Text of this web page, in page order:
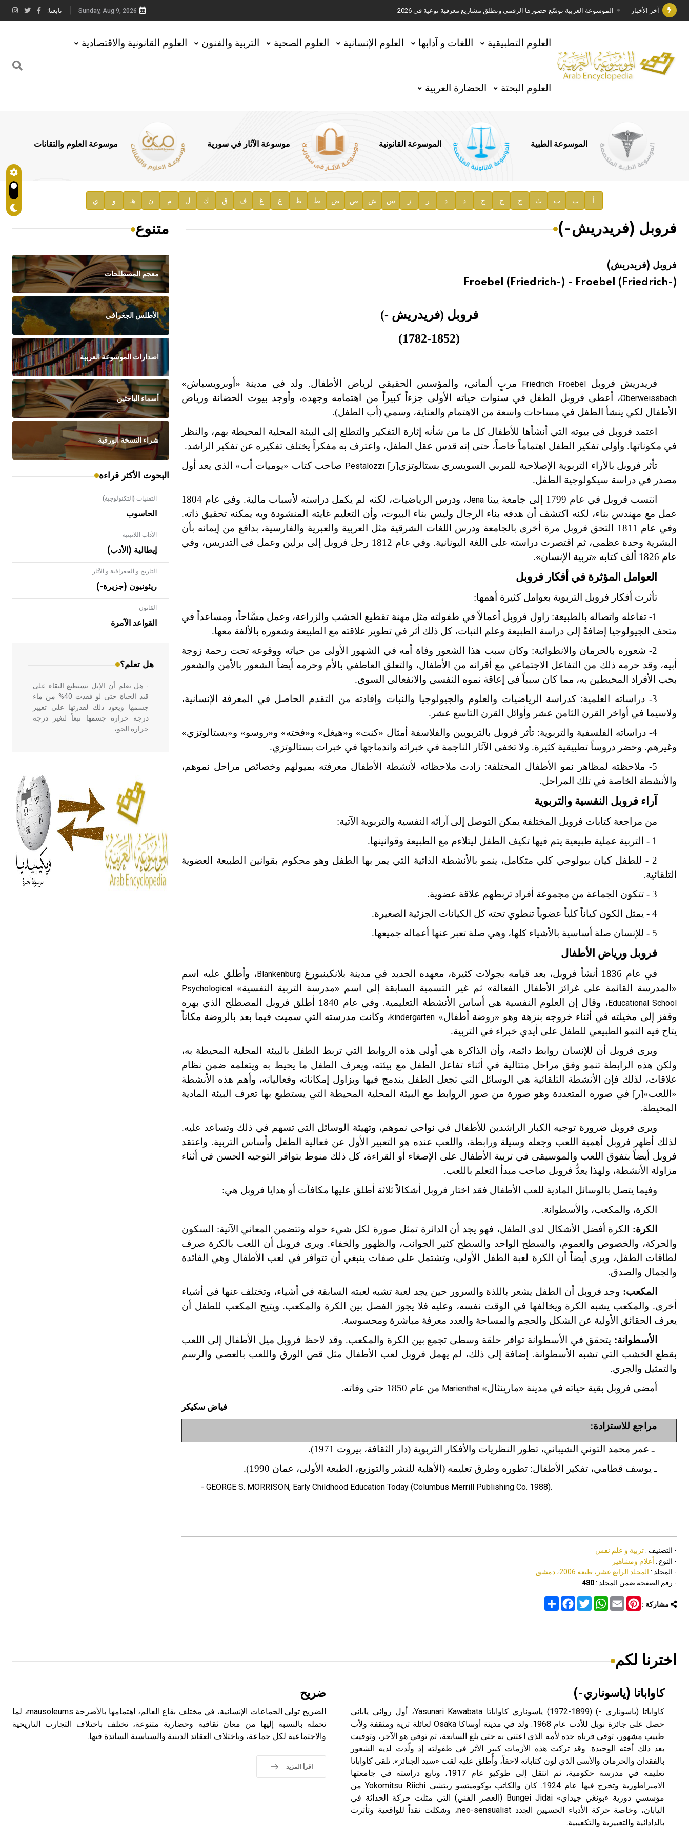
آخر الأخبار الموسوعة العربية توسّع حضورها الرقمي وتطلق مشاريع معرفية نوعية في 2026
جائزة مجمع الملك سلمان العالمي للغة العربية 2025
الأستاذ إياد خالد الطباع مدير عام لهيئة الموسوعة العربية
السيد محمد ياسين صالح وزيرا للثقافة
توصيات مجلس الإدارة
صدور المجلد السابع من موسوعة الآثار في سورية
إعلان..
هيئة الموسوعة العربية تطلق موسوعات جديدة في عام 2026
Sunday, Aug 9, 2026 تابعنا:
العلوم التطبيقية اللغات و آدابها العلوم الإنسانية العلوم الصحية التربية والفنون العلوم القانونية والاقتصادية
العلوم البحتة الحضارة العربية
الموسوعة الطبية الموسوعة القانونية موسوعة الآثار في سورية موسوعة العلوم والتقانات
أ ب ت ث ج ح خ د ذ ر ز س ش ص ض ط ظ ع غ ف ق ك ل م ن هـ و ي
فروبل (فريدريش-)
فروبل (فريدريش)
Froebel (Friedrich-) - Froebel (Friedrich-)
فروبل (فريدريش -)
(1782-1852)
فريدريش فروبلFriedrich Froebel مربٍ ألماني، والمؤسس الحقيقي لرياض الأطفال. ولد في مدينة «أوبرويسباش»
Oberweissbach، أعطى فروبل الطفل في سنوات حياته الأولى جزءاً كبيراً من اهتمامه وجهده، وأوجد بيوت الحضانة ورياض
الأطفال لكي ينشأ الطفل في مساحات واسعة من الاهتمام والعناية، وسمي (أب الطفل).
اعتمد فروبل في بيوته التي أنشأها للأطفال كل ما من شأنه إثارة التفكير والتطلع إلى البيئة المحلية المحيطة بهم، والنظر
في مكوناتها. وأولى تفكير الطفل اهتماماً خاصاً، حتى إنه قدس عقل الطفل، واعترف به مفكراً يختلف تفكيره عن تفكير الراشد.
تأثر فروبل بالآراء التربوية الإصلاحية للمربي السويسري بستالوتزي[ر]Pestalozzi صاحب كتاب «يوميات أب» الذي يعد أول
مصدر في دراسة سيكولوجية الطفل.
انتسب فروبل في عام 1799 إلى جامعة يينا
Jena
، ودرس الرياضيات، لكنه لم يكمل دراسته لأسباب مالية. وفي عام 1804
عمل مع مهندس بناء، لكنه اكتشف أن هدفه بناء الرجال وليس بناء البيوت، وأن التعليم غايته المنشودة وبه يمكنه تحقيق ذاته.
وفي عام 1811 التحق فروبل مرة أخرى بالجامعة ودرس اللغات الشرقية مثل العربية والعبرية والفارسية، بدافع من إيمانه بأن
البشرية وحدة عظمى، ثم اقتصرت دراسته على اللغة اليونانية. وفي عام 1812 رحل فروبل إلى برلين وعمل في التدريس، وفي
عام 1826 ألف كتابه «تربية الإنسان».
العوامل المؤثرة في أفكار فروبل
تأثرت أفكار فروبل التربوية بعوامل كثيرة أهمها:
1- تفاعله واتصاله بالطبيعة:
زاول فروبل أعمالاً في طفولته مثل مهنة تقطيع الخشب والزراعة، وعمل مسَّاحاً، ومساعداً في
متحف الجيولوجيا إضافةً إلى دراسة الطبيعة وعلم النبات، كل ذلك أثر في تطوير علاقته مع الطبيعة وشعوره بالألفة معها.
2- شعوره بالحرمان والانطوائية:
وكان سبب هذا الشعور وفاة أمه في الشهور الأولى من حياته ووقوعه تحت رحمة زوجة
أبيه، وقد حرمه ذلك من التفاعل الاجتماعي مع أقرانه من الأطفال، والتعلق العاطفي بالأم وحرمه أيضاً الشعور بالأمن والشعور
بحب الأفراد المحيطين به، مما كان سبباً في إعاقة نموه النفسي والانفعالي السوي.
3- دراساته العلمية:
كدراسة الرياضيات والعلوم والجيولوجيا والنبات وإفادته من التقدم الحاصل في المعرفة الإنسانية،
ولاسيما في أواخر القرن الثامن عشر وأوائل القرن التاسع عشر.
4- دراساته الفلسفية والتربوية: تأثر فروبل بالتربويين والفلاسفة أمثال «كنت» و«هيغل» و«فخته» و«روسو» و«بستالوتزي»
وغيرهم. وحضر دروساً تطبيقية كثيرة. ولا تخفى الآثار الناجمة في خبراته واندماجها في خبرات بستالوتزي.
5
-ملاحظته لمظاهر نمو الأطفال المختلفة: زادت ملاحظاته لأنشطة الأطفال معرفته بميولهم وخصائص مراحل نموهم،
والأنشطة الخاصة في تلك المراحل.
آراء فروبل النفسية والتربوية
من مراجعة كتابات فروبل المختلفة يمكن التوصل إلى آرائه النفسية والتربوية الآتية:
1 - التربية عملية طبيعية يتم فيها تكيف الطفل ليتلاءم مع الطبيعة وقوانينها.
2 - للطفل كيان بيولوجي كلي متكامل، ينمو بالأنشطة الذاتية التي يمر بها الطفل وهو محكوم بقوانين الطبيعة العضوية
التلقائية.
3 - تتكون الجماعة من مجموعة أفراد تربطهم علاقة عضوية.
4 - يمثل الكون كياناً كلياً عضوياً تنطوي تحته كل الكيانات الجزئية الصغيرة.
5 - للإنسان صلة أساسية بالأشياء كلها، وهي صلة تعبر عنها أعماله جميعها.
فروبل ورياض الأطفال
في عام 1836 أنشأ فروبل، بعد قيامه بجولات كثيرة، معهده الجديد في مدينة بلانكينبورغ Blankenburg، وأطلق عليه اسم
«المدرسة القائمة على غرائز الأطفال الفعالة» ثم غير التسمية السابقة إلى اسم «مدرسة التربية النفسية» Psychological
Educational School
، وقال إن العلوم النفسية هي أساس الأنشطة التعليمية. وفي عام 1840 أطلق فروبل المصطلح الذي بهره
وقفز إلى مخيلته في أثناء خروجه بنزهة وهو «روضة أطفال» kindergarten، وكانت مدرسته التي سميت فيما بعد بالروضة مكاناً
يتاح فيه النمو الطبيعي للطفل على أيدي خبراء في التربية.
ويرى فروبل أن للإنسان روابط دائمة، وأن الذاكرة هي أولى هذه الروابط التي تربط الطفل بالبيئة المحلية المحيطة به،
ولكن هذه الرابطة تنمو وفق مراحل متتالية في أثناء تفاعل الطفل مع بيئته، ويعرف الطفل ما يحيط به ويتعلمه ضمن نظام
علاقات، لذلك فإن الأنشطة التلقائية هي الوسائل التي تجعل الطفل يندمج فيها ويزاول إمكاناته وفعالياته، وأهم هذه الأنشطة
«اللعب»[ر] في صوره المتعددة وهو صورة من صور الروابط مع البيئة المحلية المحيطة التي يستطيع بها تعرف البيئة المادية
المحيطة.
ويرى فروبل ضرورة توجيه الكبار الراشدين للأطفال في نواحي نموهم، وتهيئة الوسائل التي تسهم في ذلك وتساعد عليه.
لذلك أظهر فروبل أهمية اللعب وجعله وسيلة ورابطة، واللعب عنده هو التعبير الأول عن فعالية الطفل وأساس التربية. واعتقد
فروبل أيضاً بتفوق اللعب والموسيقى في تربية الأطفال على الإصغاء أو القراءة، كل ذلك منوط بتوافر التوجيه الحسن في أثناء
مزاولة الأنشطة، ولهذا يعدُّ فروبل صاحب مبدأ التعلم باللعب.
وفيما يتصل بالوسائل المادية للعب الأطفال فقد اختار فروبل أشكالاً ثلاثة أطلق عليها مكافآت أو هدايا فروبل هي:
الكرة، والمكعب، والأسطوانة.
الكرة: الكرة أفضل الأشكال لدى الطفل، فهو يجد أن الدائرة تمثل صورة لكل شيء حوله وتتضمن المعاني الآتية: السكون
والحركة، والخصوص والعموم، والسطح الواحد والسطح كثير الجوانب، والظهور والخفاء. ويرى فروبل أن اللعب بالكرة صرف
لطاقات الطفل، ويرى أيضاً أن الكرة لعبة الطفل الأولى، وتشتمل على صفات ينبغي أن تتوافر في لعب الأطفال وهي الفائدة
والجمال والصدق.
المكعب: وجد فروبل أن الطفل يشعر باللذة والسرور حين يجد لعبة تشبه لعبته السابقة في أشياء، وتختلف عنها في أشياء
أخرى. والمكعب يشبه الكرة ويخالفها في الوقت نفسه، وعليه فلا يجوز الفصل بين الكرة والمكعب. ويتيح المكعب للطفل أن
يعرف الحقائق الأولية عن الشكل والحجم والمساحة والعدد معرفة مباشرة ومحسوسة.
الأسطوانة: يتحقق في الأسطوانة توافر حلقة وسطى تجمع بين الكرة والمكعب. وقد لاحظ فروبل ميل الأطفال إلى اللعب
بقطع الخشب التي تشبه الأسطوانة. إضافة إلى ذلك، لم يهمل فروبل لعب الأطفال مثل قص الورق واللعب بالعصي والرسم
والتمثيل والجري.
أمضى فروبل بقية حياته في مدينة «مارينثال» Marienthal من عام 1850 حتى وفاته.
فياض سكيكر
مراجع للاستزادة:
ـ عمر محمد التوني الشيباني، تطور النظريات والأفكار التربوية (دار الثقافة، بيروت 1971).
ـ يوسف قطامي، تفكير الأطفال: تطوره وطرق تعليمه (الأهلية للنشر والتوزيع، الطبعة الأولى، عمان 1990).
- GEORGE S. MORRISON, Early Childhood Education Today (Columbus Merrill Publishing Co. 1988).
- التصنيف :تربية و علم نفس
- النوع : أعلام ومشاهير
- المجلد : المجلد الرابع عشر، طبعة 2006، دمشق
- رقم الصفحة ضمن المجلد :480
مشاركة : Share
FacebookTwitter
WhatsAppEmail
Pinterest
متنوع
معجم المصطلحات
الأطلس الجغرافي
اصدارات الموسوعة العربية
أسماء الباحثين
شراء النسخة الورقية
البحوث الأكثر قراءة
التقنيات (التكنولوجية)
الحاسوب
الآداب اللاتينية
إيطالية (الأدب)
التاريخ و الجغرافية و الآثار
ريئونيون (جزيرة-)
القانون
القواعد الآمرة
هل تعلم؟
- هل تعلم أن الأبلق نوع من الفنون
الهندسية التي ارتبطت بالعمارة الإسلامية
في بلاد الشام ومصر خاصة، حيث يحرص
- هل تعلم أن الإبل تستطيع البقاء على
قيد الحياة حتى لو فقدت 40% من ماء
جسمها ويعود ذلك لقدرتها على تغيير
درجة حرارة جسمها تبعاً لتغير درجة
حرارة الجو،
أربعة مؤلفات هي: الحكم، الأدلة، تنظيم
التغذية، ورسالته في جروح الرأس.
ويعود له الفضل بأنه حرر الطب من
الدين والفلسفة.
- هل تعلم أن المرجان إفراز حيواني
يتكون في البحر ويتركب من مادة
كربونات الكلسيوم، وهو أحمر أو شديد
الحمرة وهو أجود أنواعه، ويمتاز بكبر
الحجم ويسمى الش
اخترنا لكم
كاواباتا (ياسوناري-)
كاواباتا (ياسوناري -) (1899-1972) ياسوناري كاواباتا Yasunari Kawabata، أول روائي ياباني
حصل على جائزة نوبل للأدب عام 1968. ولد في مدينة أوساكا Osaka لعائلة ثرية ومثقفة ولأب
طبيب مشهور، توفي فرباه جده لأمه الذي اعتنى به حتى بلغ السابعة، ثم توفي هو الآخر، وتوفيت
بعد ذلك أخته الوحيدة. وقد تركت هذه الأزمات كبير الأثر في طفولته إذ ولّدت لديه الشعور
بالفقدان والحرمان والأسى الذي لون كتاباته لاحقاً، وأُطلق عليه لقب «سيد الجنائز». تلقى كاواباتا
تعليمه في مدرسة حكومية، ثم انتقل إلى طوكيو عام 1917، وتابع دراسته في جامعتها
الامبراطورية وتخرج فيها عام 1924. كان والكاتب يوكوميتسو ريتشي Yokomitsu Riichi من
مؤسسي دورية «بونغَي جيداي» Bungei Jidai (العصر الفني) التي مثلت حركة الحداثة في
اليابان، وخاصة حركة الأدباء الحسيين الجدد neo-sensualist، وشكلت نقداً للواقعية وتأثرت
بالدادائية والتعبيرية والتكعيبية.
ضريح
الضريح تولي الجماعات الإنسانية، في مختلف بقاع العالم، اهتمامها بالأضرحة mausoleums، لما
تحمله بالنسبة إليها من معان ثقافية وحضارية متنوعة، تختلف باختلاف التجارب التاريخية
والاجتماعية لكل جماعة، وباختلاف العقائد الدينية والسياسية السائدة فيها.
اقرأ المزيد